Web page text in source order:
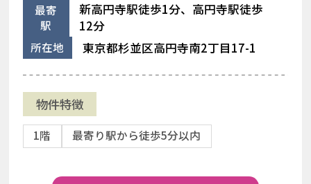
最寄
駅
新高円寺駅徒歩1分、高円寺駅徒歩
12分
所在地 東京都杉並区高円寺南2丁目17-1
物件特徴
1階 最寄り駅から徒歩5分以内